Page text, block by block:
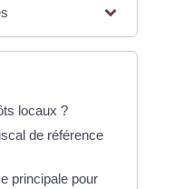
locaux ?
de référence
principale pour